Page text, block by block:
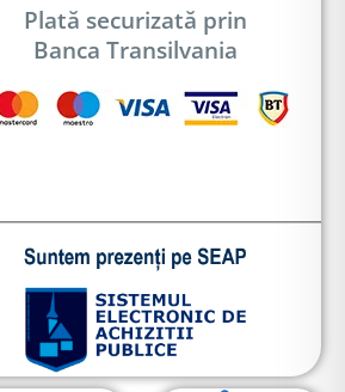
Plată securizată prin
Banca Transilvania